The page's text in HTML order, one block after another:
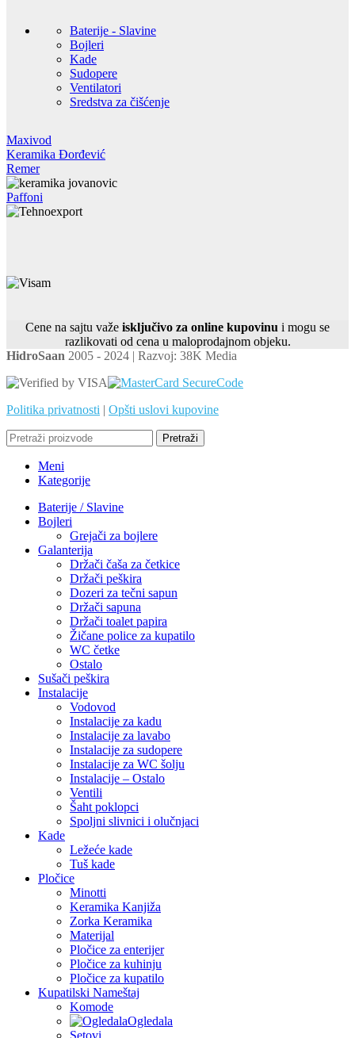
Baterije - Slavine
Bojleri
Kade
Sudopere
Ventilatori
Sredstva za čišćenje
Maxivod
Keramika Đorđević
Remer
Paffoni
Cene na sajtu važe isključivo za online kupovinu i mogu se
razlikovati od cena u maloprodajnom objeku.
HidroSaan 2005 - 2024 | Razvoj: 38K Media
Politika privatnosti | Opšti uslovi kupovine
Pretraži
Meni
Kategorije
Baterije / Slavine
Bojleri
Grejači za bojlere
Galanterija
Držači čaša za četkice
Držači peškira
Dozeri za tečni sapun
Držači sapuna
Držači toalet papira
Žičane police za kupatilo
WC četke
Ostalo
Sušači peškira
Instalacije
Vodovod
Instalacije za kadu
Instalacije za lavabo
Instalacije za sudopere
Instalacije za WC šolju
Instalacije – Ostalo
Ventili
Šaht poklopci
Spoljni slivnici i olučnjaci
Kade
Ležeće kade
Tuš kade
Pločice
Minotti
Keramika Kanjiža
Zorka Keramika
Materijal
Pločice za enterijer
Pločice za kuhinju
Pločice za kupatilo
Kupatilski Nameštaj
Komode
Ogledala
Setovi